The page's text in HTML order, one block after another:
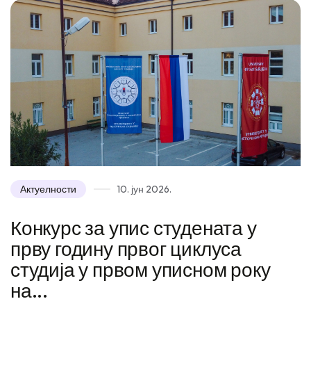
Актуелности 10. јун 2026.
Конкурс за упис студената у
прву годину првог циклуса
студија у првом уписном року
на...